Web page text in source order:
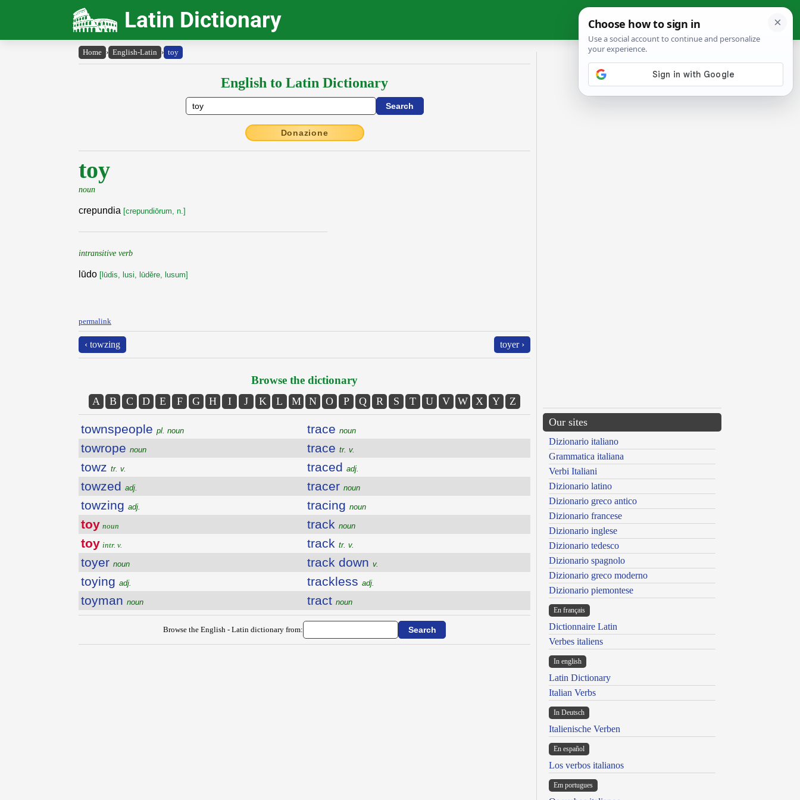
Latin Dictionary
Home › English-Latin › toy
English to Latin Dictionary
Donazione
toy
noun
crepundia [crepundiōrum, n.]
intransitive verb
lūdo [lūdis, lusi, lūděre, lusum]
permalink
‹ towzing toyer ›
Browse the dictionary
A B C D E F G H I J K L M N O P Q R S T U V W X Y Z
townspeople pl. noun
towrope noun
towz tr. v.
towzed adj.
towzing adj.
toy noun
toy intr. v.
toyer noun
toying adj.
toyman noun
trace noun
trace tr. v.
traced adj.
tracer noun
tracing noun
track noun
track tr. v.
track down v.
trackless adj.
tract noun
Browse the English - Latin dictionary from:
Our sites
Dizionario italiano
Grammatica italiana
Verbi Italiani
Dizionario latino
Dizionario greco antico
Dizionario francese
Dizionario inglese
Dizionario tedesco
Dizionario spagnolo
Dizionario greco moderno
Dizionario piemontese
En français
Dictionnaire Latin
Verbes italiens
In english
Latin Dictionary
Italian Verbs
In Deutsch
Italienische Verben
En español
Los verbos italianos
Em portugues